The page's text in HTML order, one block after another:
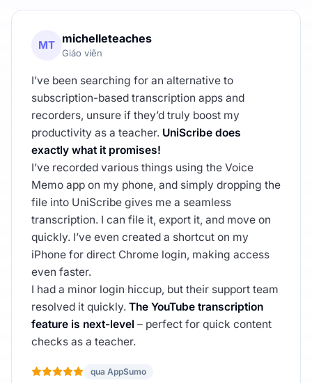
MT michelleteaches
Giáo viên
I’ve been searching for an alternative to
subscription-based transcription apps and
recorders, unsure if they’d truly boost my
productivity as a teacher. UniScribe does
exactly what it promises!
I’ve recorded various things using the Voice
Memo app on my phone, and simply dropping the
file into UniScribe gives me a seamless
transcription. I can file it, export it, and move on
quickly. I’ve even created a shortcut on my
iPhone for direct Chrome login, making access
even faster.
I had a minor login hiccup, but their support team
resolved it quickly. The YouTube transcription
feature is next-level – perfect for quick content
checks as a teacher.
qua AppSumo